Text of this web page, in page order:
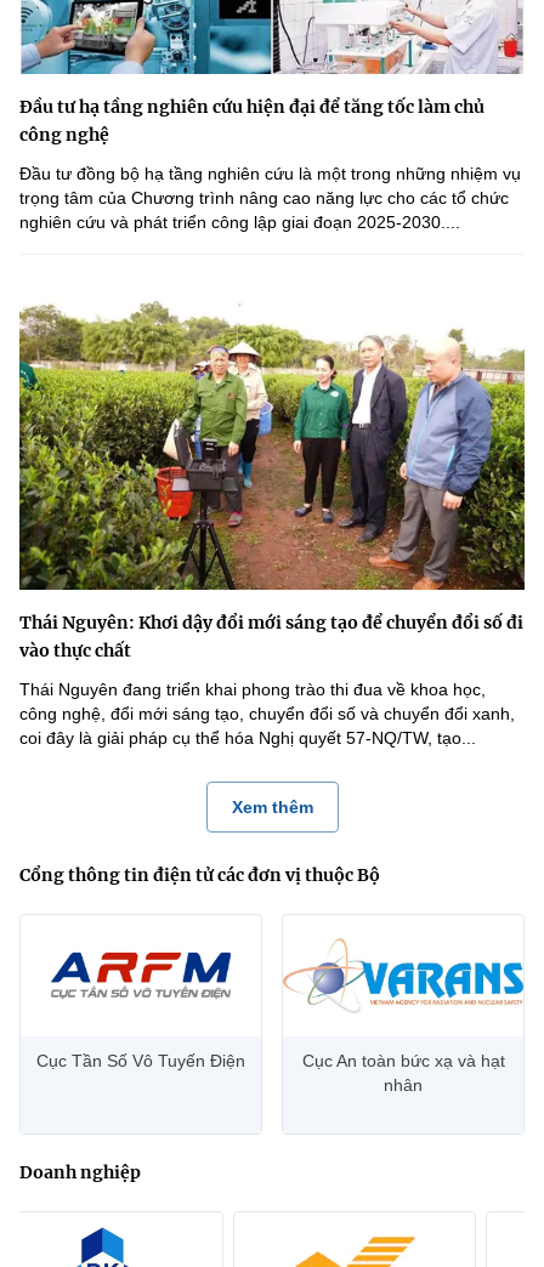
Đầu tư hạ tầng nghiên cứu hiện đại để tăng tốc làm chủ
công nghệ
Đầu tư đồng bộ hạ tầng nghiên cứu là một trong những nhiệm vụ
trọng tâm của Chương trình nâng cao năng lực cho các tổ chức
nghiên cứu và phát triển công lập giai đoạn 2025-2030....
Thái Nguyên: Khơi dậy đổi mới sáng tạo để chuyển đổi số đi
vào thực chất
Thái Nguyên đang triển khai phong trào thi đua về khoa học,
công nghệ, đổi mới sáng tạo, chuyển đổi số và chuyển đổi xanh,
coi đây là giải pháp cụ thể hóa Nghị quyết 57-NQ/TW, tạo...
Xem thêm
Cổng thông tin điện tử các đơn vị thuộc Bộ
Cục Tần Số Vô Tuyến Điện
Cục An toàn bức xạ và hạt
nhân
Doanh nghiệp